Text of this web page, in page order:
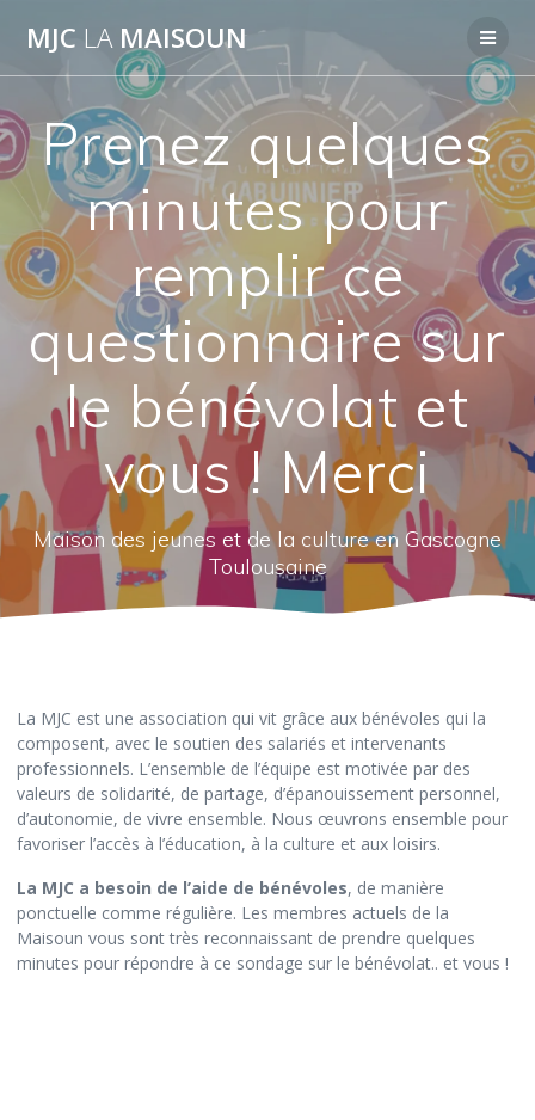
contenu
MJC LAMAISOUN
Prenez quelques
minutes pour
remplir ce
questionnaire sur
le bénévolat et
vous ! Merci
Maison des jeunes et de la culture en Gascogne
Toulousaine
La MJC est une association qui vit grâce aux bénévoles qui la
composent, avec le soutien des salariés et intervenants
professionnels. L’ensemble de l’équipe est motivée par des
valeurs de solidarité, de partage, d’épanouissement personnel,
d’autonomie, de vivre ensemble. Nous œuvrons ensemble pour
favoriser l’accès à l’éducation, à la culture et aux loisirs.
La MJC a besoin de l’aide de bénévoles, de manière
ponctuelle comme régulière. Les membres actuels de la
Maisoun vous sont très reconnaissant de prendre quelques
minutes pour répondre à ce sondage sur le bénévolat.. et vous !